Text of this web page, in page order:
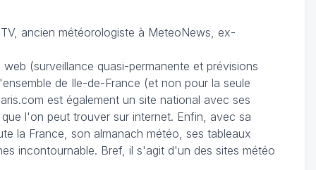
ancien météorologiste à MeteoNews, ex-
(surveillance quasi-permanente et prévisions
de Ile-de-France (et non pour la seule
est également un site national avec ses
l'on peut trouver sur internet. Enfin, avec sa
la France, son almanach météo, ses tableaux
incontournable. Bref, il s'agit d'un des sites météo